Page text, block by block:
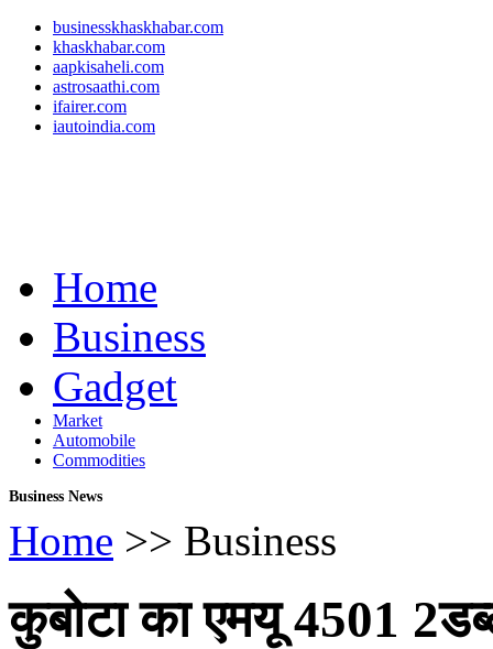
businesskhaskhabar.com
khaskhabar.com
aapkisaheli.com
astrosaathi.com
ifairer.com
iautoindia.com
Home
Business
Gadget
Market
Automobile
Commodities
Business News
Home >> Business
कुबोटा का एमयू 4501